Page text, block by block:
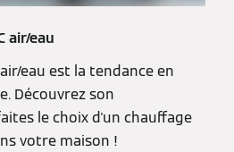
air/eau
eau est la tendance en
Découvrez son
le choix d'un chauffage
votre maison !